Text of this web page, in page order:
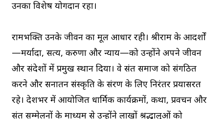
उनका विशेष योगदान रहा।
रामभक्ति उनके जीवन का मूल आधार रही। श्रीराम के आदर्शों
—मर्यादा, सत्य, करुणा और न्याय—को उन्होंने अपने जीवन
और संदेशों में प्रमुख स्थान दिया। वे संत समाज को संगठित
करने और सनातन संस्कृति के संरक्षण के लिए निरंतर प्रयासरत
रहे। देशभर में आयोजित धार्मिक कार्यक्रमों, कथा, प्रवचन और
संत सम्मेलनों के माध्यम से उन्होंने लाखों श्रद्धालुओं को